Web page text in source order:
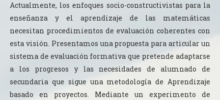
Actualmente, los enfoques socio-constructivistas para la
enseñanza y el aprendizaje de las matemáticas
necesitan procedimientos de evaluación coherentes con
esta visión. Presentamos una propuesta para articular un
sistema de evaluación formativa que pretende adaptarse
a los progresos y las necesidades de alumnado de
secundaria que sigue una metodología de Aprendizaje
basado en proyectos. Mediante un experimento de